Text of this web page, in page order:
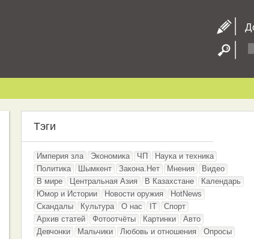
Тэги
Империя зла Экономика ЧП
Наука и техника
Политика
Шымкент Закона.Нет Мнения
Видео
В мире
Центральная Азия В Казахстане
Календарь
Юмор и Истории
Новости оружия
HotNews
Скандалы
Культура О нас IT
Спорт
Архив статей
Фотоотчёты Картинки
Авто
Девчонки
Мальчики Любовь и отношения
Опросы